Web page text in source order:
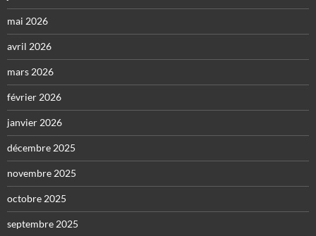
mai 2026
avril 2026
mars 2026
février 2026
janvier 2026
décembre 2025
novembre 2025
octobre 2025
septembre 2025